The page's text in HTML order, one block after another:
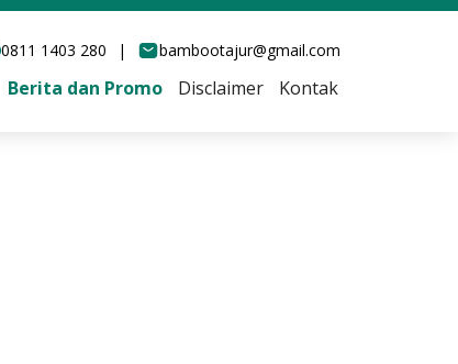
0811 1403 280 | bambootajur@gmail.com
Berita dan Promo Disclaimer Kontak